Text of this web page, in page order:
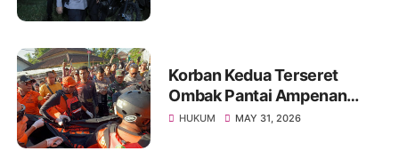
Korban Kedua Terseret
Ombak Pantai Ampenan
Ditemukan Meninggal,
HUKUM MAY 31, 2026